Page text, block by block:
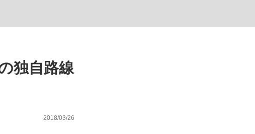
ているのが悲しい」『北の国から』倉本聰氏（91...
独自路線
2018/03/26